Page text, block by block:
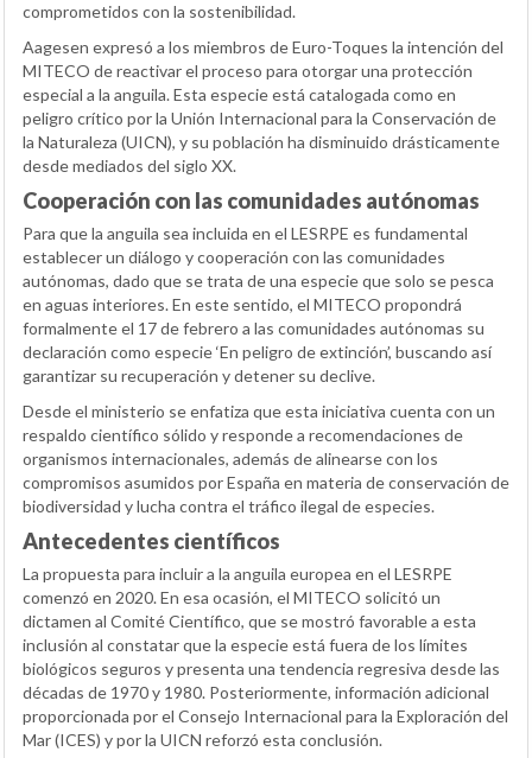
comprometidos con la sostenibilidad.
Aagesen expresó a los miembros de Euro-Toques la intención del
MITECO de reactivar el proceso para otorgar una protección
especial a la anguila. Esta especie está catalogada como en
peligro crítico por la Unión Internacional para la Conservación de
la Naturaleza (UICN), y su población ha disminuido drásticamente
desde mediados del siglo XX.
Cooperación con las comunidades autónomas
Para que la anguila sea incluida en el LESRPE es fundamental
establecer un diálogo y cooperación con las comunidades
autónomas, dado que se trata de una especie que solo se pesca
en aguas interiores. En este sentido, el MITECO propondrá
formalmente el 17 de febrero a las comunidades autónomas su
declaración como especie ‘En peligro de extinción’, buscando así
garantizar su recuperación y detener su declive.
Desde el ministerio se enfatiza que esta iniciativa cuenta con un
respaldo científico sólido y responde a recomendaciones de
organismos internacionales, además de alinearse con los
compromisos asumidos por España en materia de conservación de
biodiversidad y lucha contra el tráfico ilegal de especies.
Antecedentes científicos
La propuesta para incluir a la anguila europea en el LESRPE
comenzó en 2020. En esa ocasión, el MITECO solicitó un
dictamen al Comité Científico, que se mostró favorable a esta
inclusión al constatar que la especie está fuera de los límites
biológicos seguros y presenta una tendencia regresiva desde las
décadas de 1970 y 1980. Posteriormente, información adicional
proporcionada por el Consejo Internacional para la Exploración del
Mar (ICES) y por la UICN reforzó esta conclusión.